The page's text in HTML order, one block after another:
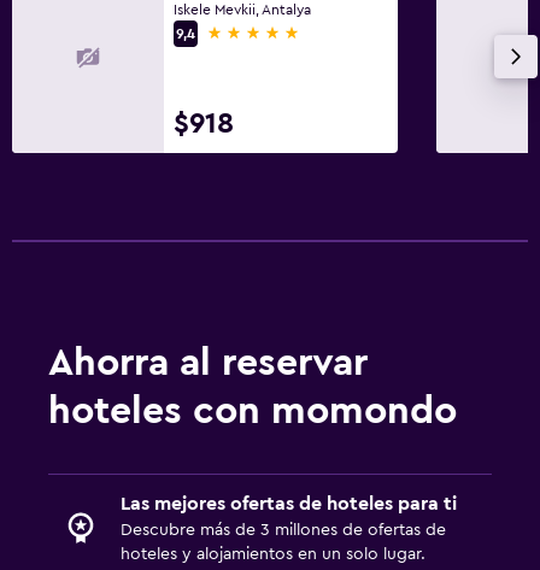
General
Habitaciones insonorizadas
Piso de mosaico/mármol
Accesibilidad y adecuación
Habitaciones para no fumadores disponibles
Accesibilidad
Iskele Mevkii, Antalya
9,4
5 estrellas
$918
Ahorra al reservar
hoteles con momondo
Las mejores ofertas de hoteles para ti
Descubre más de 3 millones de ofertas de
hoteles y alojamientos en un solo lugar.